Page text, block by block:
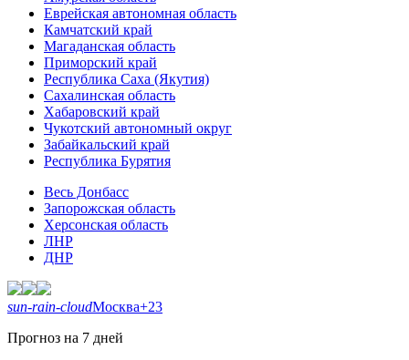
Еврейская автономная область
Камчатский край
Магаданская область
Приморский край
Республика Саха (Якутия)
Сахалинская область
Хабаровский край
Чукотский автономный округ
Забайкальский край
Республика Бурятия
Весь Донбасс
Запорожская область
Херсонская область
ЛНР
ДНР
sun-rain-cloudМосква+23
Прогноз на 7 дней